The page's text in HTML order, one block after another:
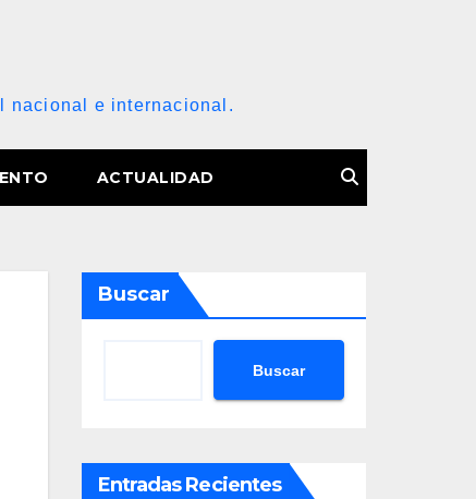
nacional e internacional.
ACTUALIDAD
Buscar
Buscar
Entradas Recientes